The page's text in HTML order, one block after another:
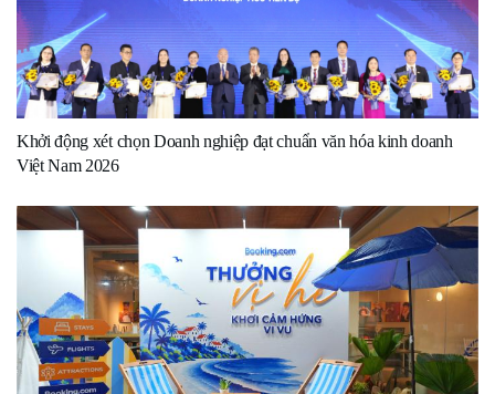
Khởi động xét chọn Doanh nghiệp đạt chuẩn văn hóa kinh doanh
Việt Nam 2026